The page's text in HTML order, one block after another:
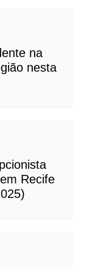
na
nesta
Recife